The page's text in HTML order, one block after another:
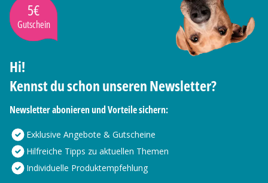
5€
Gutschein
Hi!
Kennst du schon unseren Newsletter?
Newsletter abonieren und Vorteile sichern:
Exklusive Angebote & Gutscheine
Hilfreiche Tipps zu aktuellen Themen
Individuelle Produktempfehlung